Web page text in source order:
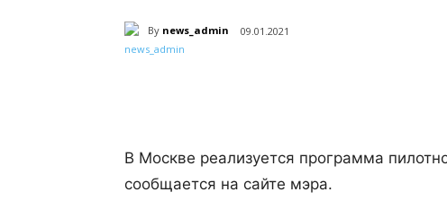
By news_admin 09.01.2021
В Москве реализуется программа
сообщается на сайте мэра.